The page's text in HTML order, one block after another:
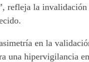
refleja la invalidación
en la
una hipervigilancia